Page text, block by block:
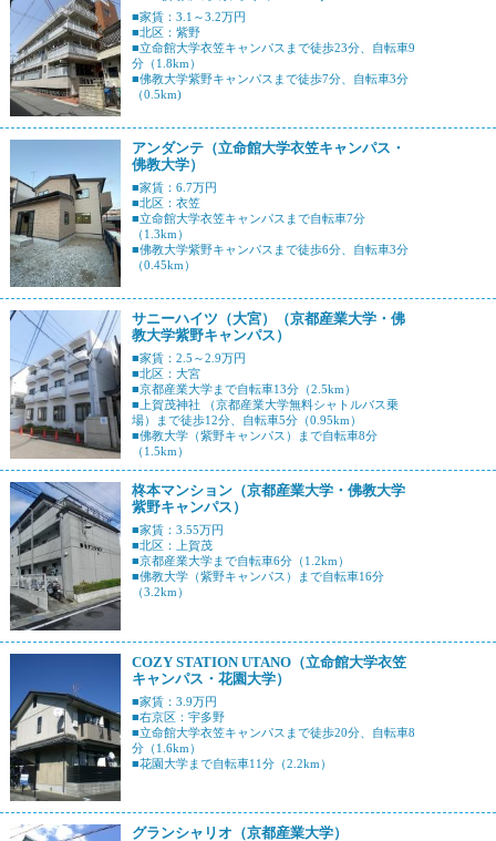
■家賃：3.1～3.2万円
■北区：紫野
■立命館大学衣笠キャンパスまで徒歩23分、自転車9
分（1.8km）
■佛教大学紫野キャンパスまで徒歩7分、自転車3分
（0.5km)
アンダンテ（立命館大学衣笠キャンパス・
佛教大学）
■家賃：6.7万円
■北区：衣笠
■立命館大学衣笠キャンパスまで自転車7分
（1.3km）
■佛教大学紫野キャンパスまで徒歩6分、自転車3分
（0.45km）
サニーハイツ（大宮）（京都産業大学・佛
教大学紫野キャンパス）
■家賃：2.5～2.9万円
■北区：大宮
■京都産業大学まで自転車13分（2.5km）
■上賀茂神社 （京都産業大学無料シャトルバス乗
場）まで徒歩12分、自転車5分（0.95km）
■佛教大学（紫野キャンパス）まで自転車8分
（1.5km）
柊本マンション（京都産業大学・佛教大学
紫野キャンパス）
■家賃：3.55万円
■北区：上賀茂
■京都産業大学まで自転車6分（1.2km）
■佛教大学（紫野キャンパス）まで自転車16分
（3.2km）
COZY STATION UTANO（立命館大学衣笠
キャンパス・花園大学）
■家賃：3.9万円
■右京区：宇多野
■立命館大学衣笠キャンパスまで徒歩20分、自転車8
分（1.6km）
■花園大学まで自転車11分（2.2km）
グランシャリオ（京都産業大学）